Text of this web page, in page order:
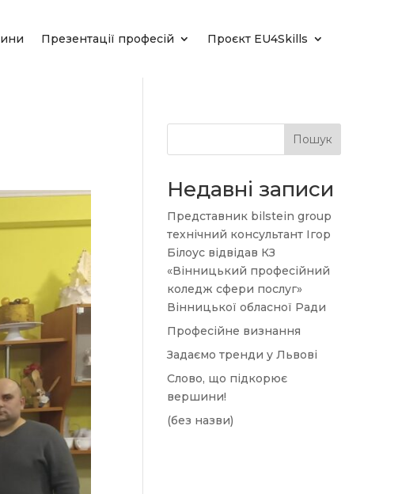
Презентації професій Проєкт EU4Skills
Пошук
Недавні записи
Представник bilstein group
технічний консультант Ігор
Білоус відвідав КЗ
«Вінницький професійний
коледж сфери послуг»
Вінницької обласної Ради
Професійне визнання
Задаємо тренди у Львові
Слово, що підкорює
вершини!
(без назви)